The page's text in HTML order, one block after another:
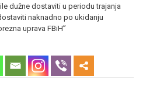
dužne dostaviti u periodu trajanja
naknadno po ukidanju
uprava FBiH”